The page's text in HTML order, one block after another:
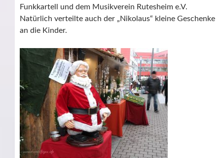
Funkkartell und dem Musikverein Rutesheim e.V.
Natürlich verteilte auch der „Nikolaus“ kleine Geschenke
an die Kinder.